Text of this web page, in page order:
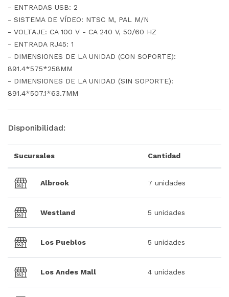
- ENTRADAS USB: 2
- SISTEMA DE VÍDEO: NTSC M, PAL M/N
- VOLTAJE: CA 100 V - CA 240 V, 50/60 HZ
- ENTRADA RJ45: 1
- DIMENSIONES DE LA UNIDAD (CON SOPORTE):
891.4*575*258MM
- DIMENSIONES DE LA UNIDAD (SIN SOPORTE):
891.4*507.1*63.7MM
Disponibilidad:
Sucursales Cantidad
Albrook 7 unidades
Westland 5 unidades
Los Pueblos 5 unidades
Los Andes Mall 4 unidades